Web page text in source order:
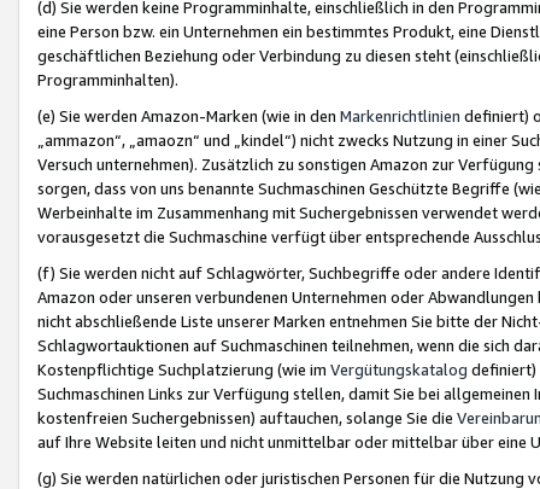
(d) Sie werden keine Programminhalte, einschließlich in den
eine Person bzw. ein Unternehmen ein bestimmtes Produkt, eine
geschäftlichen Beziehung oder Verbindung zu diesen steht
Programminhalten).
(e) Sie werden Amazon-Marken (wie in den Markenrichtlinien definiert)
„ammazon“, „amaozn“ und „kindel“) nicht zwecks Nutzung in einer
Versuch unternehmen). Zusätzlich zu sonstigen Amazon zur
sorgen, dass von uns benannte Suchmaschinen Geschützte Begriffe
Werbeinhalte im Zusammenhang mit Suchergebnissen verwendet
vorausgesetzt die Suchmaschine verfügt über entsprechende
(f) Sie werden nicht auf Schlagwörter, Suchbegriffe oder andere
Amazon oder unseren verbundenen Unternehmen oder
nicht abschließende Liste unserer Marken entnehmen Sie bitte der
Schlagwortauktionen auf Suchmaschinen teilnehmen, wenn die sich
Kostenpflichtige Suchplatzierung (wie im Vergütungskatalog definiert)
Suchmaschinen Links zur Verfügung stellen, damit Sie bei
kostenfreien Suchergebnissen) auftauchen, solange Sie die
auf Ihre Website leiten und nicht unmittelbar oder mittelbar über eine
(g) Sie werden natürlichen oder juristischen Personen für die Nutzung